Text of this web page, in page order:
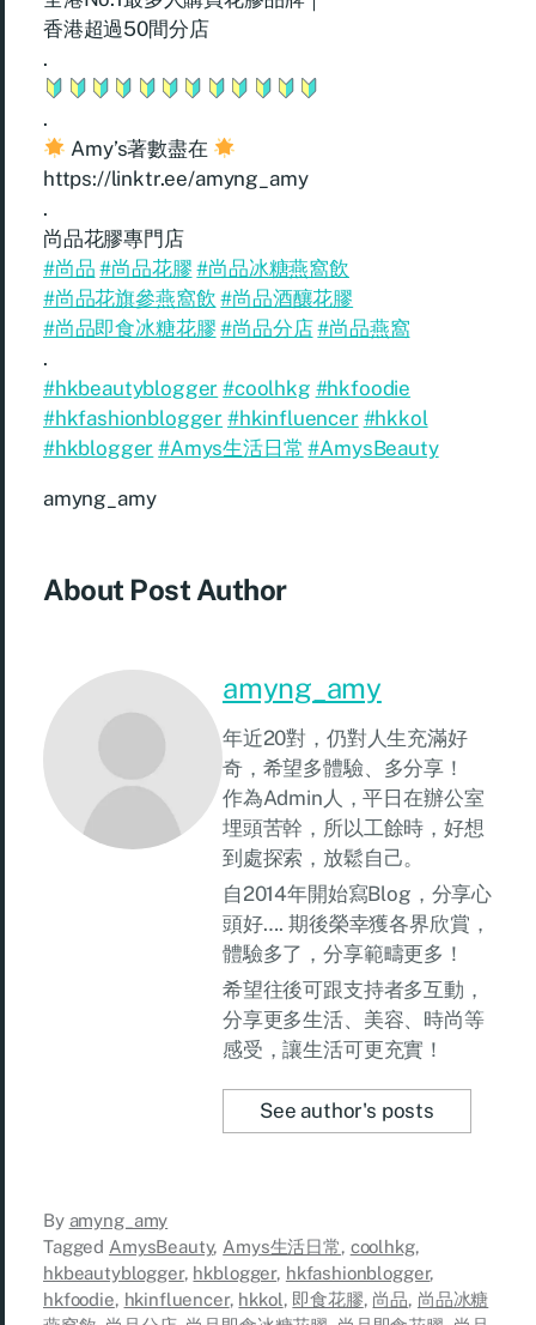
香港超過50間分店
.
.
Amy’s著數盡在
https://linktr.ee/amyng_amy
.
尚品花膠專門店
#尚品 #尚品花膠 #尚品冰糖燕窩飲
#尚品花旗參燕窩飲 #尚品酒釀花膠
#尚品即食冰糖花膠 #尚品分店#尚品燕窩
.
#hkbeautyblogger #coolhkg #hkfoodie
#hkfashionblogger #hkinfluencer #hkkol
#hkblogger #Amys生活日常 #AmysBeauty
amyng_amy
About Post Author
amyng_amy
年近20對，仍對人生充滿好
奇，希望多體驗、多分享！
作為Admin人，平日在辦公室
埋頭苦幹，所以工餘時，好想
到處探索，放鬆自己。
自2014年開始寫Blog，分享心
頭好…. 期後榮幸獲各界欣賞，
體驗多了，分享範疇更多！
希望往後可跟支持者多互動，
分享更多生活、美容、時尚等
感受，讓生活可更充實！
See author's posts
By amyng_amy
Tagged AmysBeauty, Amys生活日常, coolhkg,
hkbeautyblogger, hkblogger, hkfashionblogger,
hkfoodie, hkinfluencer, hkkol, 即食花膠, 尚品, 尚品冰糖